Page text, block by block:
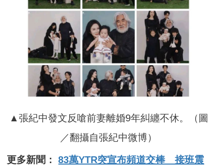
▲張紀中發文反嗆前妻離婚9年糾纏不休。（圖
／翻攝自張紀中微博）
更多新聞：83萬YTR突宣布頻道交棒 接班震